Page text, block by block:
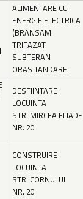
ALIMENTARE CU
ENERGIE ELECTRICA
(BRANSAM.
TRIFAZAT
SUBTERAN
ORAS TANDAREI
DESFIINTARE
LOCUINTA
STR. MIRCEA ELIADE
NR. 20
CONSTRUIRE
LOCUINTA
STR. CORNULUI
NR. 20